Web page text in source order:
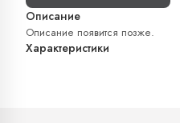
Описание
Описание появится позже.
Характеристики